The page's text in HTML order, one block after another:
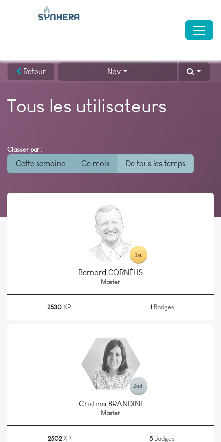
Retour Nav
Tous les utilisateurs
Classer par :
Cette semaine Ce mois De tous les temps
Bernard CORNÉLIS
Master
2530 XP 1 Badges
Cristina BRANDINI
Master
2502 XP 5 Badges